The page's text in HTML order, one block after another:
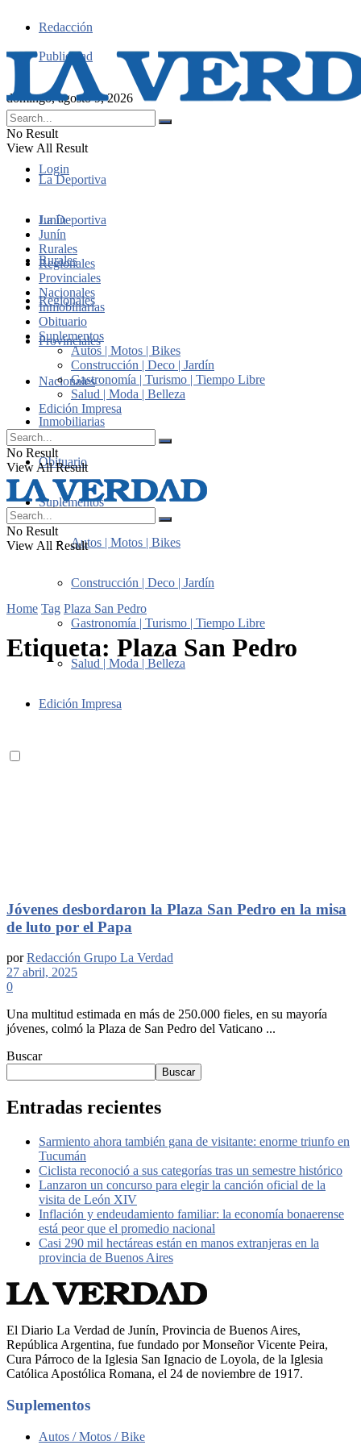
Redacción
Publicidad
domingo, agosto 9, 2026
Login
No Result
View All Result
La Deportiva
Junín
Rurales
Regionales
Provinciales
Nacionales
Inmobiliarias
Obituario
Suplementos
Autos | Motos | Bikes
Construcción | Deco | Jardín
Gastronomía | Turismo | Tiempo Libre
Salud | Moda | Belleza
Edición Impresa
La Deportiva
Junín
Rurales
Regionales
Provinciales
Nacionales
Inmobiliarias
Obituario
Suplementos
Autos | Motos | Bikes
Construcción | Deco | Jardín
Gastronomía | Turismo | Tiempo Libre
Salud | Moda | Belleza
Edición Impresa
No Result
View All Result
No Result
View All Result
Home Tag Plaza San Pedro
Etiqueta: Plaza San Pedro
Jóvenes desbordaron la Plaza San Pedro en la misa
de luto por el Papa
por Redacción Grupo La Verdad
27 abril, 2025
0
Una multitud estimada en más de 250.000 fieles, en su mayoría
jóvenes, colmó la Plaza de San Pedro del Vaticano ...
Buscar
Buscar
Entradas recientes
Sarmiento ahora también gana de visitante: enorme triunfo en
Tucumán
Ciclista reconoció a sus categorías tras un semestre histórico
Lanzaron un concurso para elegir la canción oficial de la
visita de León XIV
Inflación y endeudamiento familiar: la economía bonaerense
está peor que el promedio nacional
Casi 290 mil hectáreas están en manos extranjeras en la
provincia de Buenos Aires
El Diario La Verdad de Junín, Provincia de Buenos Aires,
República Argentina, fue fundado por Monseñor Vicente Peira,
Cura Párroco de la Iglesia San Ignacio de Loyola, de la Iglesia
Católica Apostólica Romana, el 24 de noviembre de 1917.
Suplementos
Autos / Motos / Bike